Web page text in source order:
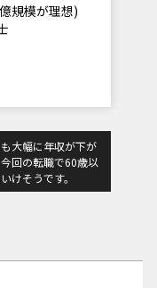
規模が理想)
大幅に年収が下が
回の転職で60歳以
けそうです。